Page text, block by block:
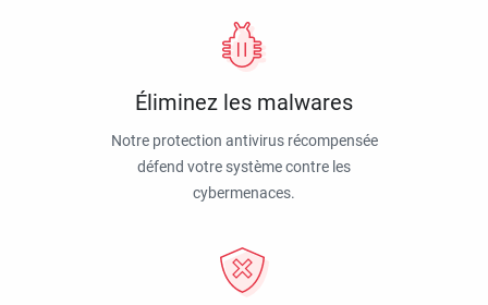
Éliminez les malwares
Notre protection antivirus récompensée
défend votre système contre les
cybermenaces.